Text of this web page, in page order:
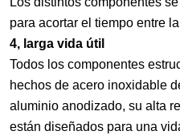
para acortar el tiempo entre
4, larga vida útil
Todos los componentes
hechos de acero inoxidable
aluminio anodizado, su alta
están diseñados para una